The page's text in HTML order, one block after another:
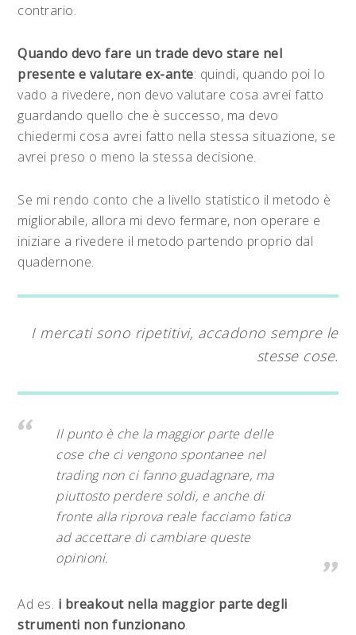
contrario.
Quando devo fare un trade devo stare nel
presente e valutare ex-ante: quindi, quando poi lo
vado a rivedere, non devo valutare cosa avrei fatto
guardando quello che è successo, ma devo
chiedermi cosa avrei fatto nella stessa situazione, se
avrei preso o meno la stessa decisione.
Se mi rendo conto che a livello statistico il metodo è
migliorabile, allora mi devo fermare, non operare e
iniziare a rivedere il metodo partendo proprio dal
quadernone.
I mercati sono ripetitivi, accadono sempre le
stesse cose.
Il punto è che la maggior parte delle
cose che ci vengono spontanee nel
trading non ci fanno guadagnare, ma
piuttosto perdere soldi, e anche di
fronte alla riprova reale facciamo fatica
ad accettare di cambiare queste
opinioni.
Ad es. i breakout nella maggior parte degli
strumenti non funzionano.